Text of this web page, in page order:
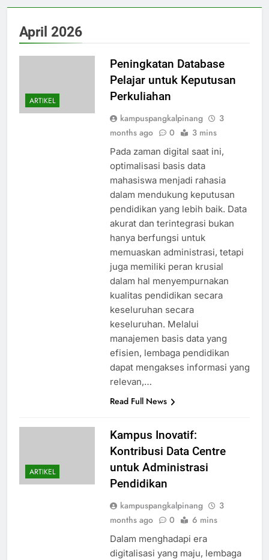
April 2026
ARTIKEL
Peningkatan Database
Pelajar untuk Keputusan
Perkuliahan
kampuspangkalpinang
3
months ago
0 3 mins
Pada zaman digital saat ini,
optimalisasi basis data
mahasiswa menjadi rahasia
dalam mendukung keputusan
pendidikan yang lebih baik. Data
akurat dan terintegrasi bukan
hanya berfungsi untuk
memuaskan administrasi, tetapi
juga memiliki peran krusial
dalam hal menyempurnakan
kualitas pendidikan secara
keseluruhan secara
keseluruhan. Melalui
manajemen basis data yang
efisien, lembaga pendidikan
dapat mengakses informasi yang
relevan,…
Read Full News
ARTIKEL
Kampus Inovatif:
Kontribusi Data Centre
untuk Administrasi
Pendidikan
kampuspangkalpinang
3
months ago
0 6 mins
Dalam menghadapi era
digitalisasi yang maju, lembaga